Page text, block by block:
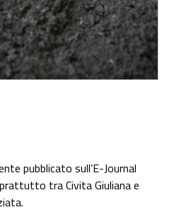
pubblicato sull’E-Journal
tra Civita Giuliana e